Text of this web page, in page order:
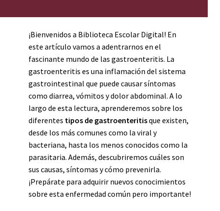
¡Bienvenidos a Biblioteca Escolar Digital! En
este artículo vamos a adentrarnos en el
fascinante mundo de las gastroenteritis. La
gastroenteritis es una inflamación del sistema
gastrointestinal que puede causar síntomas
como diarrea, vómitos y dolor abdominal. A lo
largo de esta lectura, aprenderemos sobre los
diferentes tipos de gastroenteritisque existen,
desde los más comunes como la viral y
bacteriana, hasta los menos conocidos como la
parasitaria. Además, descubriremos cuáles son
sus causas, síntomas y cómo prevenirla.
¡Prepárate para adquirir nuevos conocimientos
sobre esta enfermedad común pero importante!